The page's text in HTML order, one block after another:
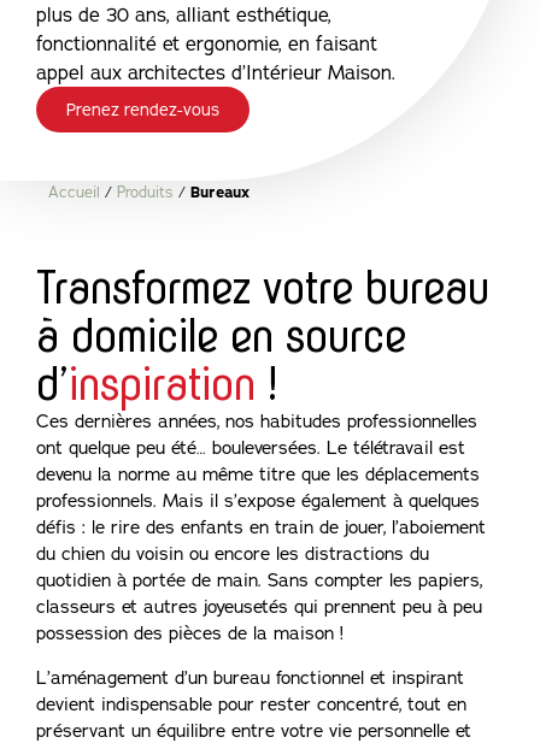
plus de 30 ans, alliant esthétique,
fonctionnalité et ergonomie, en faisant
appel aux architectes d’Intérieur Maison.
Prenez rendez-vous
Accueil / Produits / Bureaux
Transformez votre bureau
à domicile en source
d’inspiration !
Ces dernières années, nos habitudes professionnelles
ont quelque peu été… bouleversées. Le télétravail est
devenu la norme au même titre que les déplacements
professionnels. Mais il s’expose également à quelques
défis : le rire des enfants en train de jouer, l’aboiement
du chien du voisin ou encore les distractions du
quotidien à portée de main. Sans compter les papiers,
classeurs et autres joyeusetés qui prennent peu à peu
possession des pièces de la maison !
L’aménagement d’un bureau fonctionnel et inspirant
devient indispensable pour rester concentré, tout en
préservant un équilibre entre votre vie personnelle et